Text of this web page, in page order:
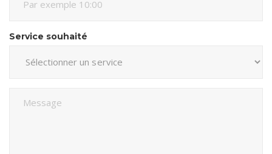
Service souhaité